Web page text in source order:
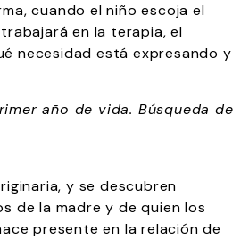
cuando el niño escoja el
en la terapia, el
necesidad está expresando y
año de vida. Búsqueda de
y se descubren
de la madre y de quien los
presente en la relación de